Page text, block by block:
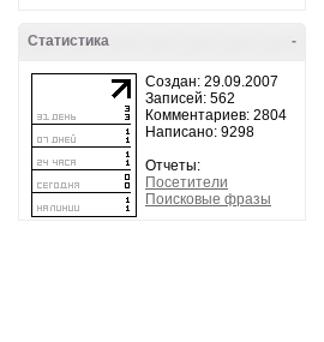
-
Статистика
Создан: 29.09.2007
Записей: 562
Комментариев: 2804
Написано: 9298
Отчеты:
Посетители
Поисковые фразы